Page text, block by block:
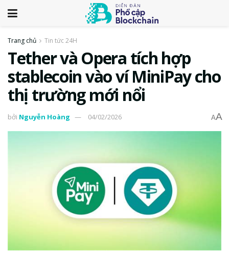
Trang chủ Tin tức 24H
Tether và Opera tích hợp
stablecoin vào ví MiniPay cho
thị trường mới nổi
bởi Nguyễn Hoàng 04/02/2026 AA